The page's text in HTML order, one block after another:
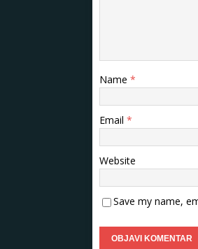
Name *
Email *
Website
Save my name,